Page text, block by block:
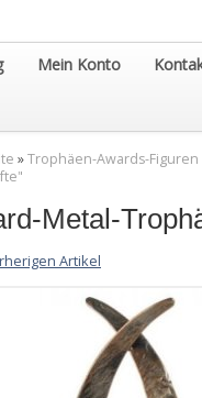
Mein Konto
»Trophäen-Awards-Figuren
Metal-
Artikel